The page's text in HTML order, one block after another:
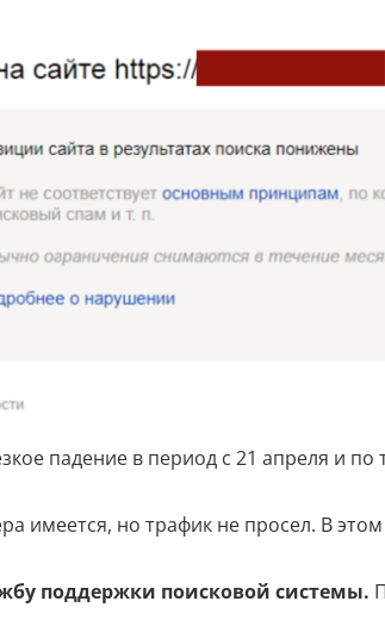
падение в период с 21 апреля и
но трафик не просел. В
поддержки поисковой системы.